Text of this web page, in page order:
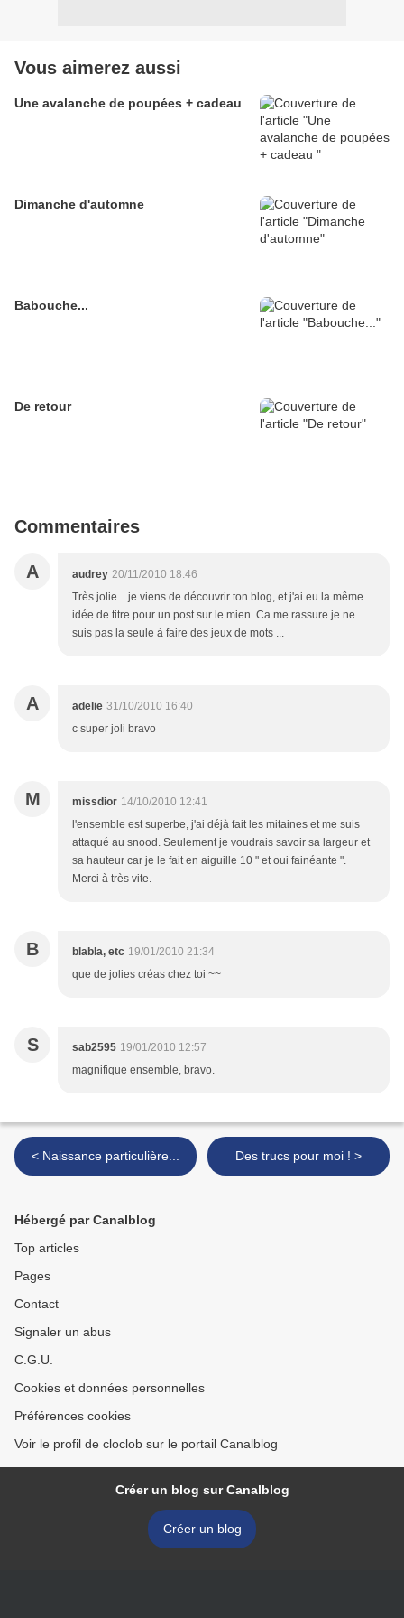
Vous aimerez aussi
Une avalanche de poupées + cadeau
Dimanche d'automne
Babouche...
De retour
Commentaires
A audrey 20/11/2010 18:46
Très jolie... je viens de découvrir ton blog, et j'ai eu la même
idée de titre pour un post sur le mien. Ca me rassure je ne
suis pas la seule à faire des jeux de mots ...
A adelie 31/10/2010 16:40
c super joli bravo
M missdior 14/10/2010 12:41
l'ensemble est superbe, j'ai déjà fait les mitaines et me suis
attaqué au snood. Seulement je voudrais savoir sa largeur et
sa hauteur car je le fait en aiguille 10 " et oui fainéante ".
Merci à très vite.
B blabla, etc 19/01/2010 21:34
que de jolies créas chez toi ~~
S sab2595 19/01/2010 12:57
magnifique ensemble, bravo.
< Naissance particulière... Des trucs pour moi ! >
Hébergé par Canalblog
Top articles
Pages
Contact
Signaler un abus
C.G.U.
Cookies et données personnelles
Préférences cookies
Voir le profil de cloclob sur le portail Canalblog
Créer un blog sur Canalblog
Créer un blog